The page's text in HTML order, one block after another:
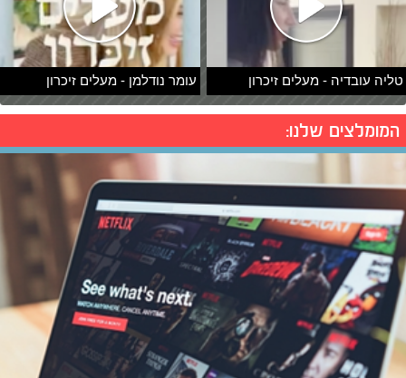
טליה עובדיה - מעלים זיכרון עומר נודלמן - מעלים זיכרון
המומלצים שלנו: